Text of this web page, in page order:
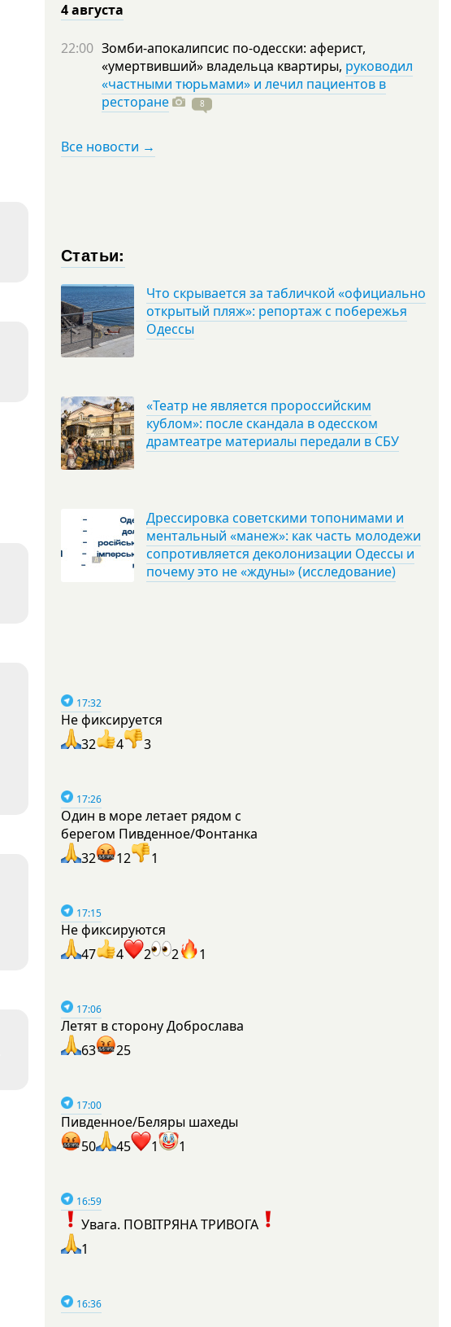
4 августа
22:00 Зомби-апокалипсис по-одесски: аферист,
«умертвивший» владельца квартиры, руководил
«частными тюрьмами» и лечил пациентов в
ресторане
8
Все новости →
Статьи:
Что скрывается за табличкой «официально
открытый пляж»: репортаж с побережья
Одессы
«Театр не является пророссийским
кублом»: после скандала в одесском
драмтеатре материалы передали в СБУ
Дрессировка советскими топонимами и
ментальный «манеж»: как часть молодежи
сопротивляется деколонизации Одессы и
почему это не «ждуны» (исследование)
17:32
Не фиксируется
32
4 3
17:26
Один в море летает рядом с
берегом Пивденное/Фонтанка
32
12 1
17:15
Не фиксируются
47
4 2 2 1
17:06
Летят в сторону Доброслава
63
25
17:00
Пивденное/Беляры шахеды
50
45 1 1
16:59
Увага. ПОВІТРЯНА ТРИВОГА
1
16:36